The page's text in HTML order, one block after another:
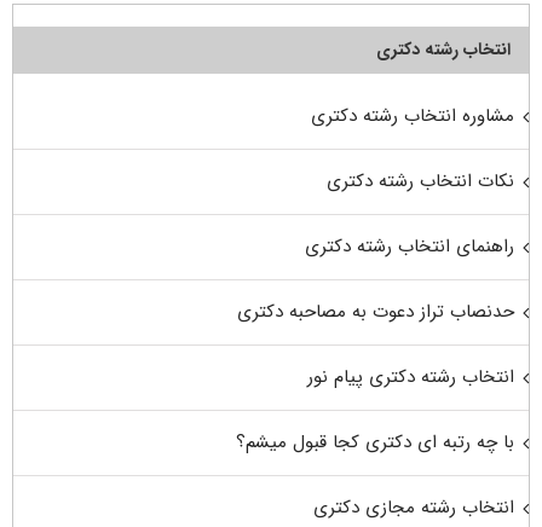
انتخاب رشته دکتری
مشاوره انتخاب رشته دکتری
نکات انتخاب رشته دکتری
راهنمای انتخاب رشته دکتری
حدنصاب تراز دعوت به مصاحبه دکتری
انتخاب رشته دکتری پیام نور
با چه رتبه ای دکتری کجا قبول میشم؟
انتخاب رشته مجازی دکتری